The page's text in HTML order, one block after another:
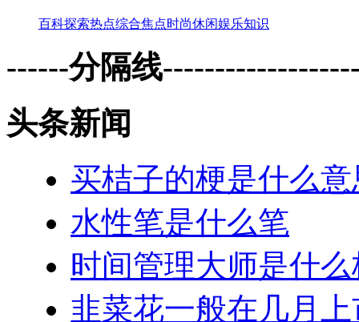
百科探索热点综合焦点时尚休闲娱乐知识
------分隔线
头条新闻
买桔子的梗是什么意
水性笔是什么笔
时间管理大师是什么
韭菜花一般在几月上